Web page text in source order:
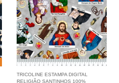
TRICOLINE ESTAMPA DIGITAL
RELIGIÃO SANTINHOS 100%